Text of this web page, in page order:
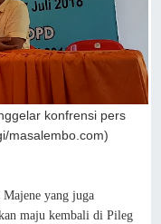
konfrensi pers
masalembo.com)
yang juga
maju kembali di Pileg